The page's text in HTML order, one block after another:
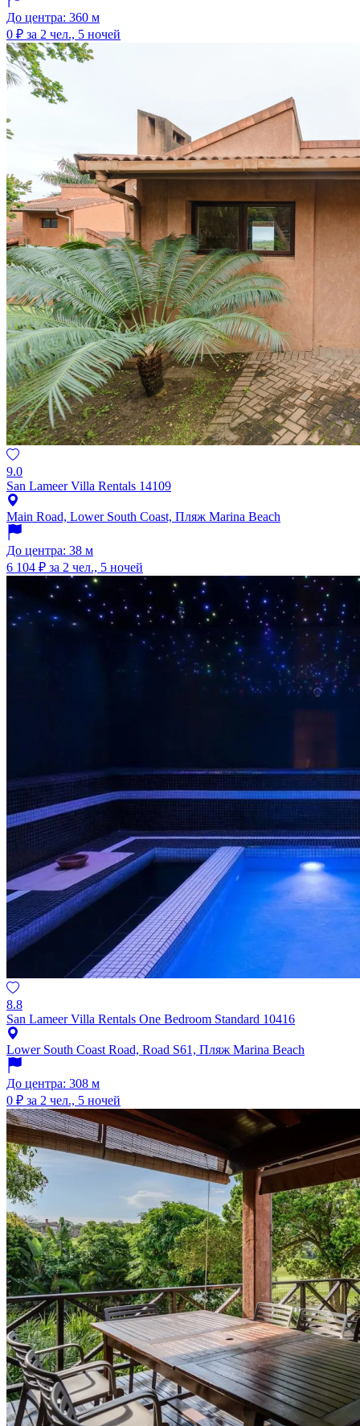
До центра: 360 м
0 ₽ за 2 чел., 5 ночей
9.0
San Lameer Villa Rentals 14109
Main Road, Lower South Coast, Пляж Marina Beach
До центра: 38 м
6 104 ₽ за 2 чел., 5 ночей
8.8
San Lameer Villa Rentals One Bedroom Standard 10416
Lower South Coast Road, Road S61, Пляж Marina Beach
До центра: 308 м
0 ₽ за 2 чел., 5 ночей